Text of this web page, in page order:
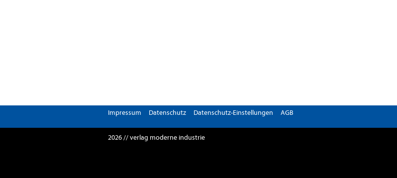
Impressum Datenschutz Datenschutz-Einstellungen AGB
2026 // verlag moderne industrie